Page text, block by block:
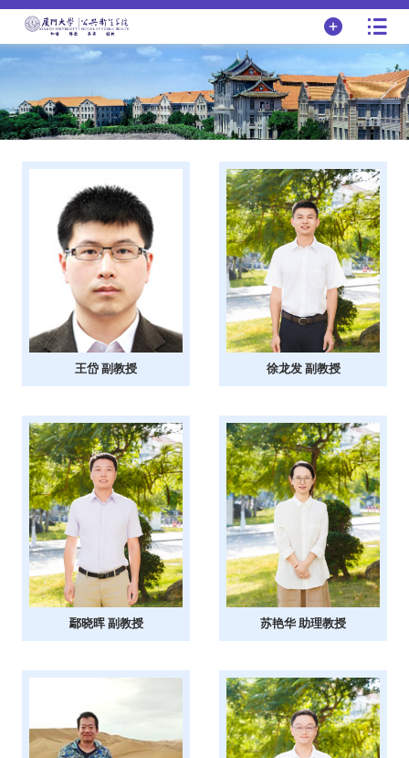
王岱 副教授 徐龙发 副教授
鄢晓晖 副教授 苏艳华 助理教授